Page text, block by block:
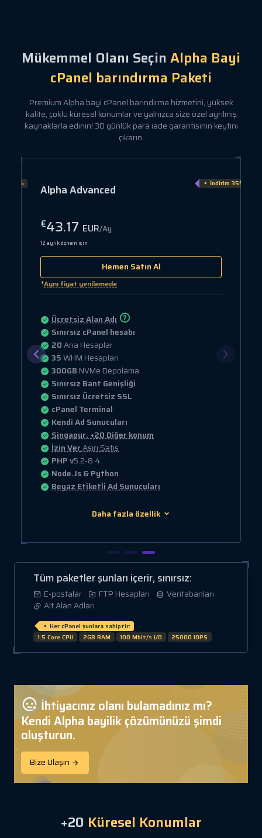
Mükemmel Olanı Seçin Alpha Bayi
cPanel barındırma Paketi
Premium Alpha bayi cPanel barındırma hizmetini, yüksek
kalite, çoklu küresel konumlar ve yalnızca size özel ayrılmış
kaynaklarla edinin! 30 günlük para iade garantisinin keyfini
çıkarın.
15% Alpha Advanced İndirim 35%
€43.17 EUR/Ay
12 aylık dönem için
Hemen Satın Al
*Aynı fiyat yenilemede
Ücretsiz Alan Adı
Sınırsız cPanel hesabı
20Ana Hesaplar
35WHM Hesapları
300GB NVMe Depolama
Sınırsız Bant Genişliği
Sınırsız Ücretsiz SSL
cPanel Terminal
Kendi Ad Sunucuları
Singapur, +20 Diğer konum
İzin VerAşırı Satış
PHP v5.2-8.4
Node.Js & Python
Beyaz Etiketli Ad Sunucuları
Daha fazla özellik
Tüm paketler şunları içerir, sınırsız:
E-postalar FTP Hesapları
Veritabanları
Alt Alan Adları
Her cPanel şunlara sahiptir:
1.5 Core CPU
2GB RAM 100 Mbit/s I/O 25000 IOPS
İhtiyacınız olanı bulamadınız mı?
Kendi Alpha bayilik çözümünüzü şimdi
oluşturun.
Bize Ulaşın
+20 Küresel Konumlar